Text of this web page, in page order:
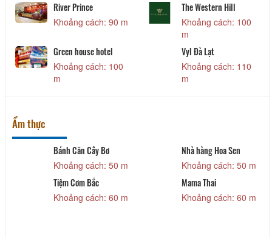
River Prince
Khoảng cách: 90 m
The Western Hill
Khoảng cách: 100
m
Green house hotel
Khoảng cách: 100
m
Vyl Đà Lạt
Khoảng cách: 110
m
Ẩm thực
Bánh Căn Cây Bơ
Khoảng cách: 50 m
Nhà hàng Hoa Sen
Khoảng cách: 50 m
Tiệm Cơm Bắc
Khoảng cách: 60 m
Mama Thai
Khoảng cách: 60 m